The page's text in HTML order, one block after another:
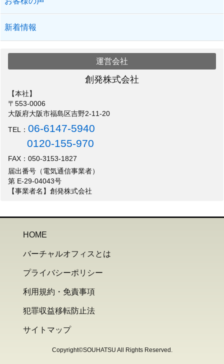
新着情報
運営会社
創発株式会社
【本社】
〒553-0006
大阪府大阪市福島区吉野2-11-20
TEL：06-6147-5940
0120-155-970
FAX：050-3153-1827
届出番号（電気通信事業者）
第 E-29-04043号
【事業者名】創発株式会社
HOME
バーチャルオフィスとは
プライバシーポリシー
利用規約・免責事項
犯罪収益移転防止法
サイトマップ
Copyright©SOUHATSU All Rights Reserved.